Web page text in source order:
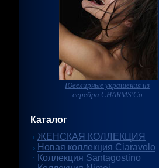
Ювелирные украшения из
серебра CHARMS'Co
Каталог
ЖЕНСКАЯ КОЛЛЕКЦИЯ
Новая коллекция Ciaravolo
Коллекция Santagostino